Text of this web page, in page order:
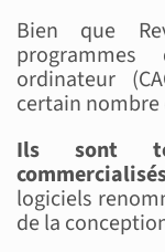
Bien que
ordinateur
certain nombre
Ils sont
logiciels
de la